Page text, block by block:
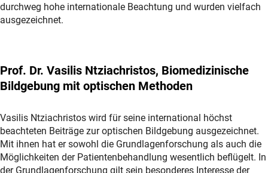
durchweg hohe internationale Beachtung und wurden vielfach
ausgezeichnet.
Prof. Dr. Vasilis Ntziachristos, Biomedizinische
Bildgebung mit optischen Methoden
Vasilis Ntziachristos wird für seine international höchst
beachteten Beiträge zur optischen Bildgebung ausgezeichnet.
Mit ihnen hat er sowohl die Grundlagenforschung als auch die
Möglichkeiten der Patientenbehandlung wesentlich beflügelt. In
der Grundlagenforschung gilt sein besonderes Interesse der